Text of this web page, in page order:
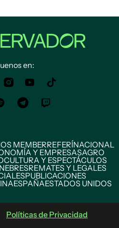
en:
MEMBERREFERÍNACIONAL
Y EMPRESASAGRO
CULTURA Y ESPECTÁCULOS
REMATES Y LEGALES
PUBLICACIONES
ESPAÑAESTADOS UNIDOS
Políticas de Privacidad